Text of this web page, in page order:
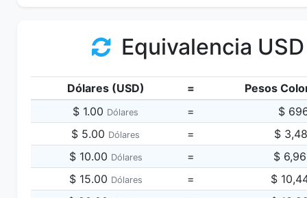
Equivalencia
Dólares (USD) =
Pesos
$ 1.00 Dólares = $
$ 5.00 Dólares = $
$ 10.00 Dólares = $
$ 15.00 Dólares = $